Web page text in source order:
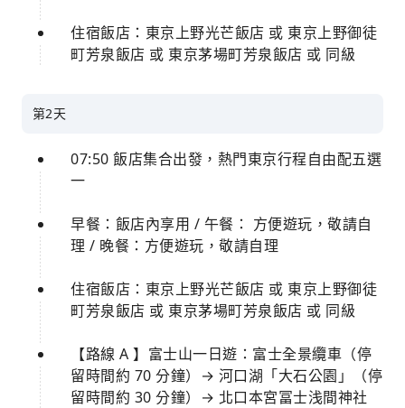
住宿飯店：東京上野光芒飯店 或 東京上野御徒
町芳泉飯店 或 東京茅場町芳泉飯店 或 同級
第2天
07:50 飯店集合出發，熱門東京行程自由配五選
一
早餐：飯店內享用 / 午餐： 方便遊玩，敬請自
理 / 晚餐：方便遊玩，敬請自理
住宿飯店：東京上野光芒飯店 或 東京上野御徒
町芳泉飯店 或 東京茅場町芳泉飯店 或 同級
【路線 A 】富士山一日遊：富士全景纜車（停
留時間約 70 分鐘）→ 河口湖「大石公園」（停
留時間約 30 分鐘）→ 北口本宮冨士浅間神社